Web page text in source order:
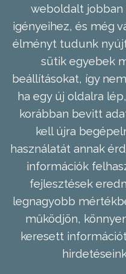
weboldalt jobban
igényeihez, és még
élményt tudunk
sütik egyebek
beállításokat, így
ha egy új oldalra
korábban bevitt
kell újra
használatát annak
információk
fejlesztések
legnagyobb
működjön,
keresett